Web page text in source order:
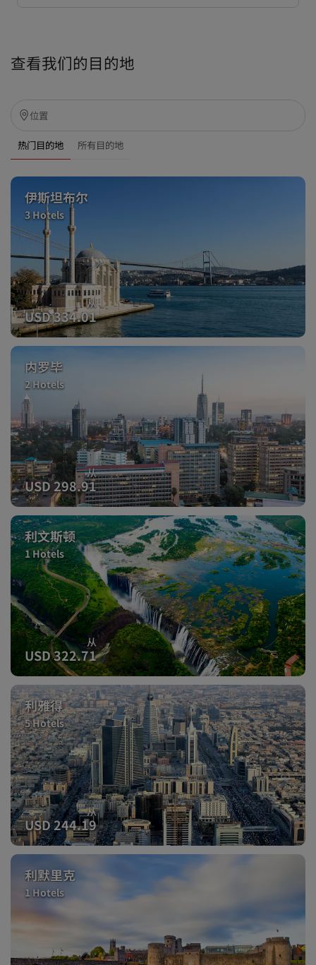
查看我们的目的地
热门目的地 所有目的地
伊斯坦布尔
3 Hotels
从
USD 334.01
内罗毕
2 Hotels
从
USD 298.91
利文斯顿
1 Hotels
从
USD 322.71
利雅得
5 Hotels
从
USD 244.19
利默里克
1 Hotels